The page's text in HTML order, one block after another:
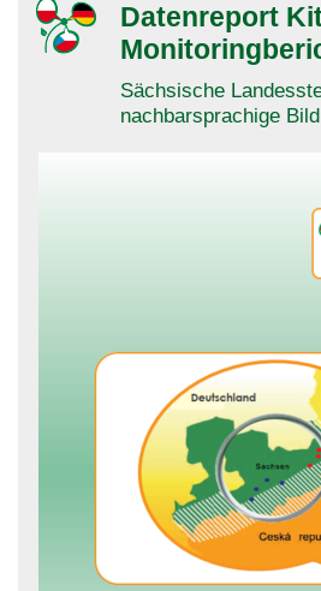
Datenreport
Sächsische
nachbarsprachige